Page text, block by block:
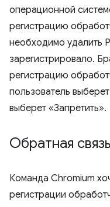
операционной
регистрацию
необходимо удалить
зарегистрировало.
регистрацию
пользователь
выберет «Запретить».
Обратная связь
Команда Chromium
регистрации